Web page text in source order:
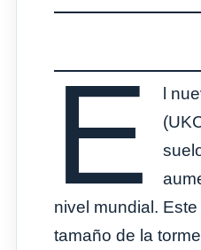
E l
nivel mundial.
tamaño de la